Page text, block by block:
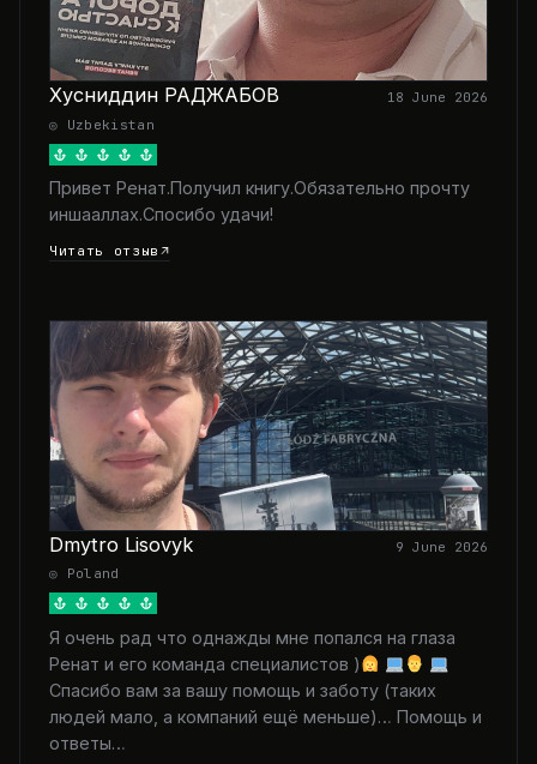
Хусниддин РАДЖАБОВ
18 June 2026
◎ Uzbekistan
Привет Ренат.Получил книгу.Обязательно прочту
иншааллах.Спосибо удачи!
Читать отзыв
Dmytro Lisovyk
9 June 2026
◎ Poland
Я очень рад что однажды мне попался на глаза
Ренат и его команда специалистов )
Спасибо вам за вашу помощь и заботу (таких
людей мало, а компаний ещё меньше)… Помощь и
ответы…